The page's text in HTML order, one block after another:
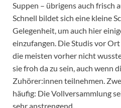
Suppen – übrigens auch frisch
Schnell bildet sich eine kleine
Gelegenheit, um auch hier
einzufangen. Die Studis vor
die meisten vorher nicht
sie froh da zu sein, auch wenn
Zuhörer:innen teilnehmen.
häufig: Die Vollversammlung
sehr anstrengend.